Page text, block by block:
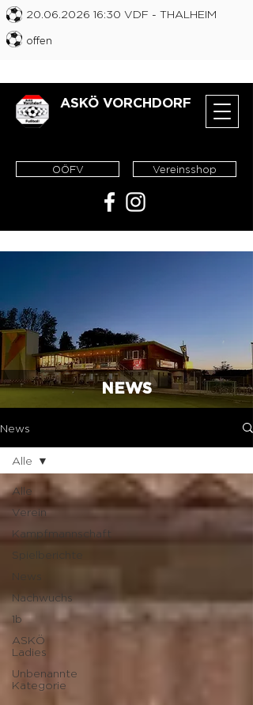
ASKÖ VORCHDORF
OÖFV Vereinsshop
20.06.2026 16:30 VDF - THALHEIM
offen
NEWS
News
Alle
Verein
Kampfmannschaft
Spielberichte
News
Nachwuchs
1b
ASKÖ
Ladies
Unbenannte
Kategorie
Alle